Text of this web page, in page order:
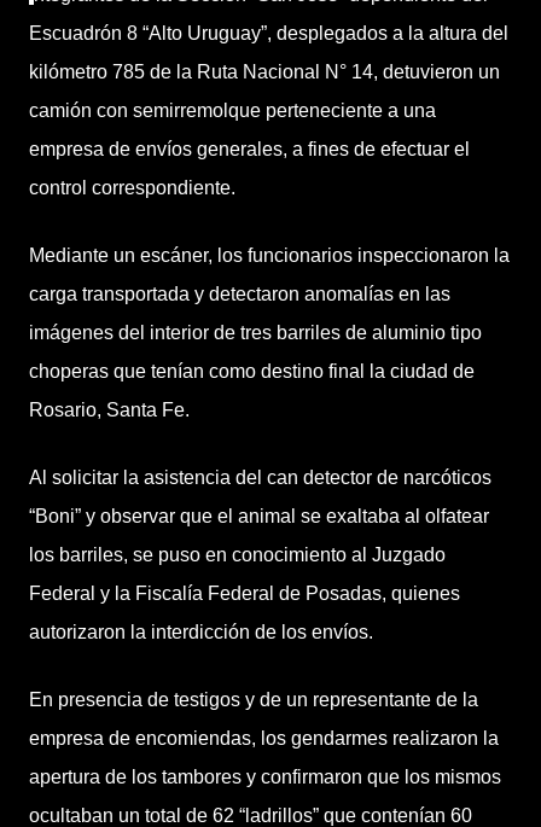
Escuadrón 8 “Alto Uruguay”, desplegados a la altura del
kilómetro 785 de la Ruta Nacional N° 14, detuvieron un
camión con semirremolque perteneciente a una
empresa de envíos generales, a fines de efectuar el
control correspondiente.
Mediante un escáner, los funcionarios inspeccionaron la
carga transportada y detectaron anomalías en las
imágenes del interior de tres barriles de aluminio tipo
choperas que tenían como destino final la ciudad de
Rosario, Santa Fe.
Al solicitar la asistencia del can detector de narcóticos
“Boni” y observar que el animal se exaltaba al olfatear
los barriles, se puso en conocimiento al Juzgado
Federal y la Fiscalía Federal de Posadas, quienes
autorizaron la interdicción de los envíos.
En presencia de testigos y de un representante de la
empresa de encomiendas, los gendarmes realizaron la
apertura de los tambores y confirmaron que los mismos
ocultaban un total de 62 “ladrillos” que contenían 60